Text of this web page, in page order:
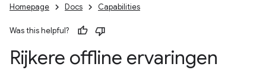
Homepage Docs Capabilities
Was this helpful?
Rijkere offline ervaringen